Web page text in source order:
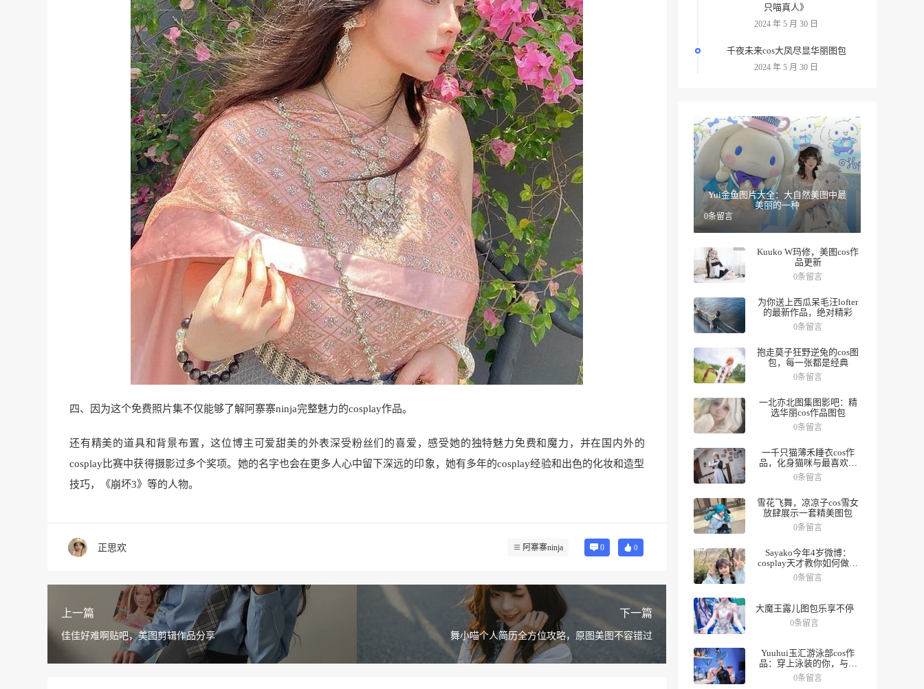
四、因为这个免费照片集不仅能够了解阿寨寨ninja完整魅力的cosplay作品。
还有精美的道具和背景布置，这位博主可爱甜美的外表深受粉丝们的喜爱，感受她的独特魅力免费和魔力，并在国内外的
cosplay比赛中获得摄影过多个奖项。她的名字也会在更多人心中留下深远的印象，她有多年的cosplay经验和出色的化妆和造型
技巧，《崩坏3》等的人物。
正思欢 阿寨寨ninja 0 0
上一篇
佳佳好难啊贴吧，美图剪辑作品分享
下一篇
舞小喵个人简历全方位攻略，原图美图不容错过
只喵真人》
2024 年 5 月 30 日
千夜未来cos大凤尽显华丽图包
2024 年 5 月 30 日
Yui金鱼图片大全：大自然美图中最
美丽的一种
0条留言
Kuuko W玛修，美图cos作
品更新
0条留言
为你送上西瓜呆毛汪lofter
的最新作品，绝对精彩
0条留言
抱走莫子狂野逆兔的cos图
包，每一张都是经典
0条留言
一北亦北图集图影吧：精
选华丽cos作品图包
0条留言
一千只猫薄禾睡衣cos作
品，化身猫咪与最喜欢的
人一起度过夜晚。
0条留言
雪花飞舞，凉凉子cos雪女
放肆展示一套精美图包
0条留言
Sayako今年4岁微博：
cosplay天才教你如何做好
角色，数十组美图带你领
略精彩人生。
0条留言
大魔王露儿图包乐享不停
0条留言
Yuuhui玉汇游泳部cos作
品：穿上泳装的你，与众
不同
0条留言